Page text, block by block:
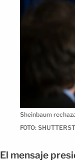
Sheinbaum
FOTO:
El mensaje